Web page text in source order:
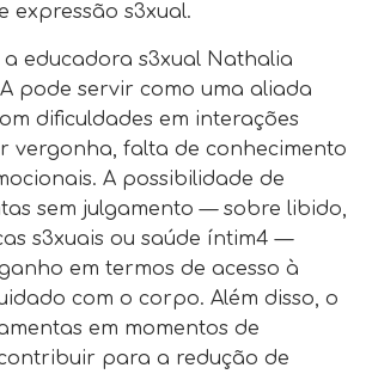
expressão s3xual.
a educadora s3xual Nathalia
pode servir como uma aliada
dificuldades em interações
vergonha, falta de conhecimento
A possibilidade de
sem julgamento — sobre libido,
s3xuais ou saúde íntim4 —
em termos de acesso à
com o corpo. Além disso, o
em momentos de
para a redução de